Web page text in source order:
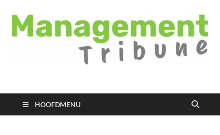
Managementtribune
HOOFDMENU